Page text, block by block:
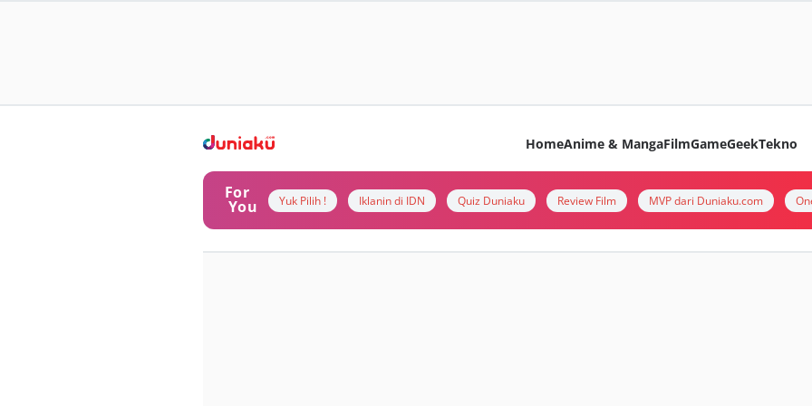
HomeAnime & MangaFilmGameGeekTekno
For
You Yuk Pilih ! Iklanin di IDN Quiz Duniaku Review Film MVP dari Duniaku.com